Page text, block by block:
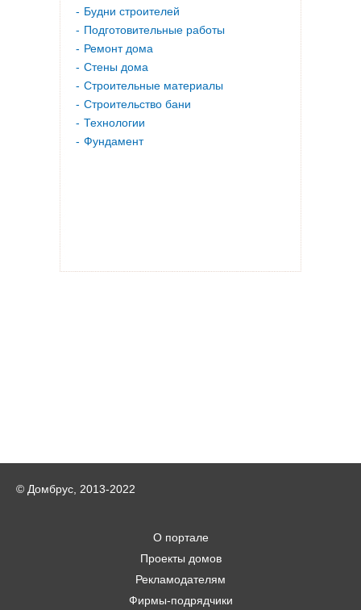
Будни строителей
Подготовительные работы
Ремонт дома
Стены дома
Строительные материалы
Строительство бани
Технологии
Фундамент
© Домбрус, 2013-2022
О портале
Проекты домов
Рекламодателям
Фирмы-подрядчики